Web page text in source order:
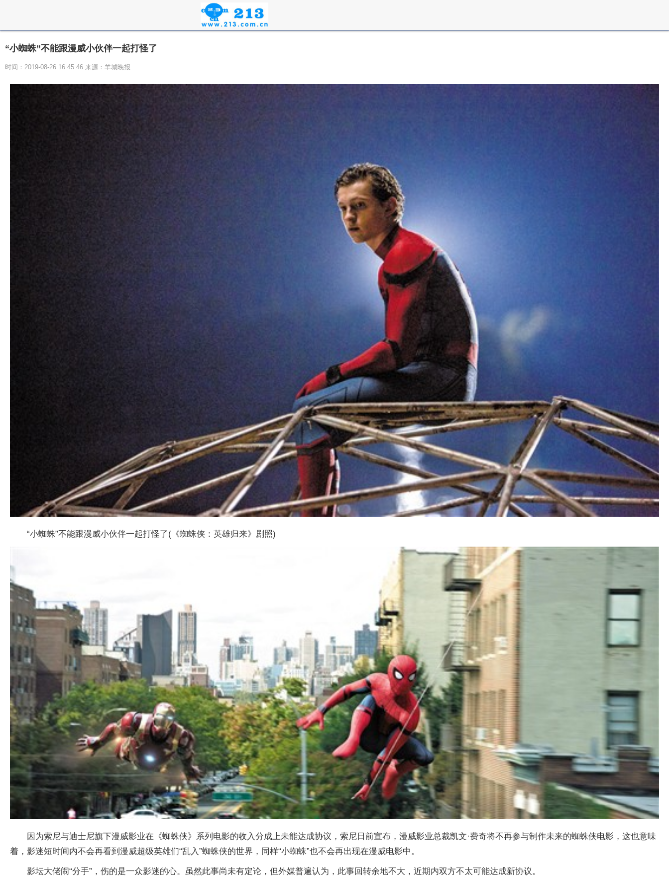
“小蜘蛛”不能跟漫威小伙伴一起打怪了
时间：2019-08-26 16:45:46 来源：羊城晚报
“小蜘蛛”不能跟漫威小伙伴一起打怪了(《蜘蛛侠：英雄归来》剧照)
因为索尼与迪士尼旗下漫威影业在《蜘蛛侠》系列电影的收入分成上未能达成协议，索尼日前宣布，漫威影业总裁凯文·费奇将不再参与制作未来的蜘蛛侠电影，这也意味
着，影迷短时间内不会再看到漫威超级英雄们“乱入”蜘蛛侠的世界，同样“小蜘蛛”也不会再出现在漫威电影中。
影坛大佬闹“分手”，伤的是一众影迷的心。虽然此事尚未有定论，但外媒普遍认为，此事回转余地不大，近期内双方不太可能达成新协议。